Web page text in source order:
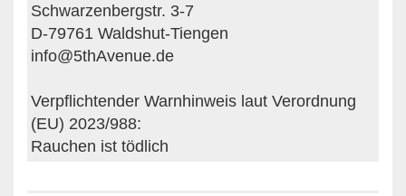
Schwarzenbergstr. 3-7
D-79761 Waldshut-Tiengen
info@5thAvenue.de
Verpflichtender Warnhinweis laut Verordnung
(EU) 2023/988:
Rauchen ist tödlich